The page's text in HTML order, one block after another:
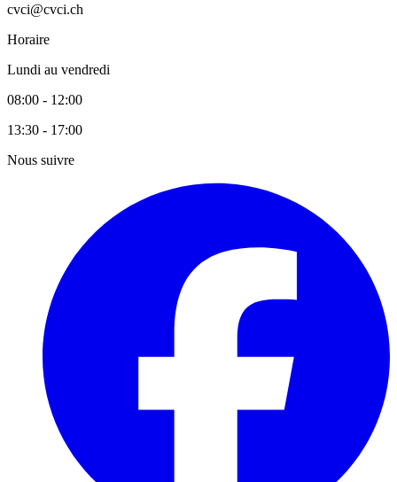
cvci@cvci.ch
Horaire
Lundi au vendredi
08:00 - 12:00
13:30 - 17:00
Nous suivre